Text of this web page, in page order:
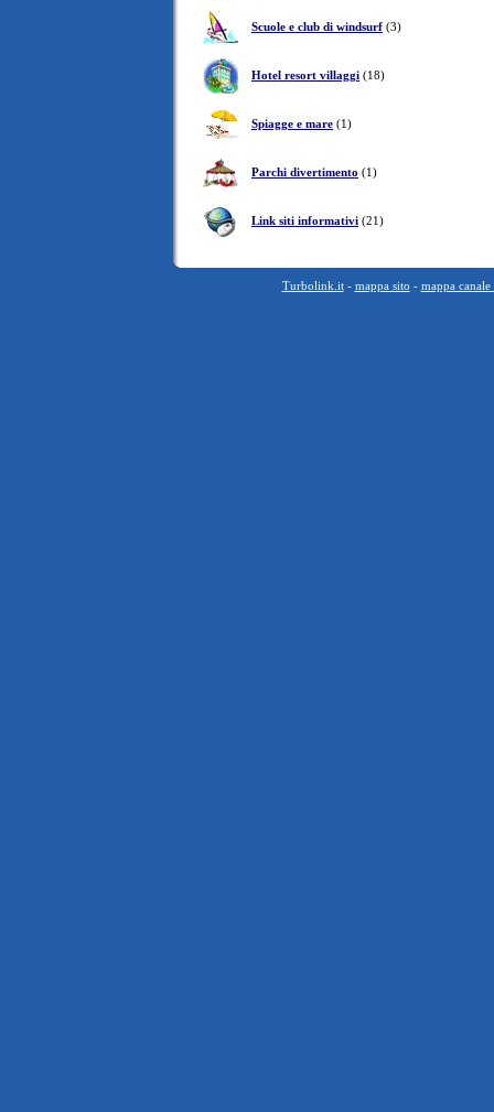
Scuole e club di windsurf (3)
Hotel resort villaggi (18)
Spiagge e mare (1)
Parchi divertimento (1)
Link siti informativi (21)
Turbolink.it- mappa sito - mappa